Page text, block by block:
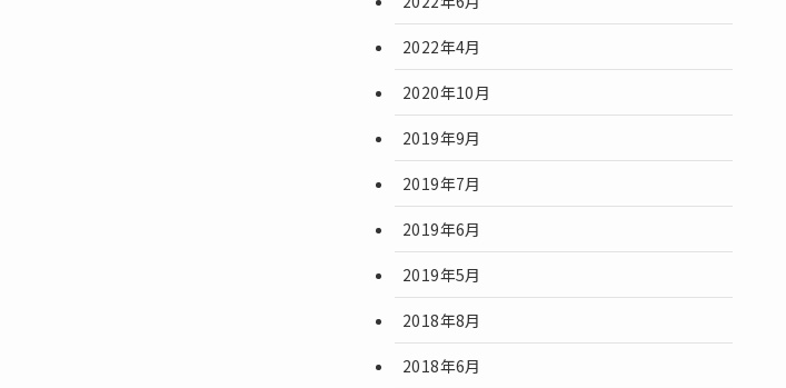
2022年4月
2020年10月
2019年9月
2019年7月
2019年6月
2019年5月
2018年8月
2018年6月